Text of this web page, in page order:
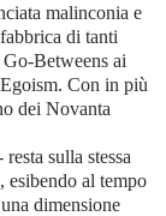
malinconia e
di tanti
Betweens ai
Con in più
dei Novanta
sulla stessa
esibendo al tempo
dimensione